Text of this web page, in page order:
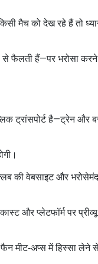
मैच को देख रहे हैं तो
से फैलती हैं—पर भरोसा
ट्रांसपोर्ट है—ट्रेन
और भरोसेमंद
और प्लेटफॉर्म पर
मीट‑अप्स में हिस्सा